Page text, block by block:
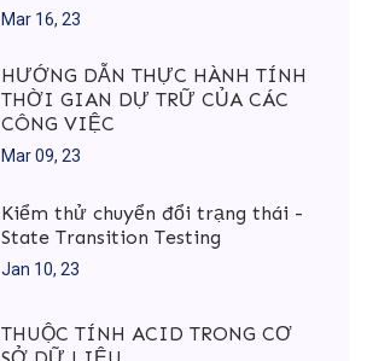
Mar 16, 23
HƯỚNG DẪN THỰC HÀNH TÍNH
THỜI GIAN DỰ TRỮ CỦA CÁC
CÔNG VIỆC
Mar 09, 23
Kiểm thử chuyển đổi trạng thái -
State Transition Testing
Jan 10, 23
THUỘC TÍNH ACID TRONG CƠ